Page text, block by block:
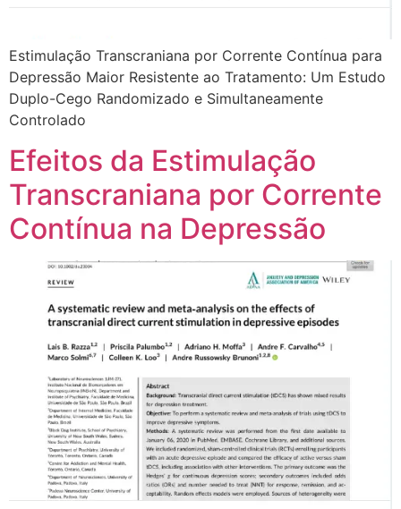
Estimulação Transcraniana por Corrente Contínua para
Depressão Maior Resistente ao Tratamento: Um Estudo
Duplo-Cego Randomizado e Simultaneamente
Controlado
Efeitos da Estimulação
Transcraniana por Corrente
Contínua na Depressão